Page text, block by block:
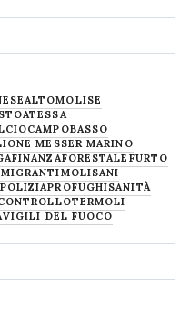
ALTOMOLISE
ATESSA
CAMPOBASSO
MESSER MARINO
FINANZAFORESTALE FURTO
MIGRANTIMOLISANI
POLIZIAPROFUGHISANITÀ
TERMOLI
VIGILI DEL FUOCO